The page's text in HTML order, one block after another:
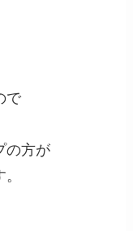
で
の方が